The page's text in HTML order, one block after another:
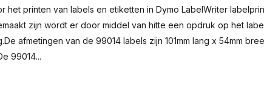
het printen van labels en etiketten in Dymo LabelWriter
zijn wordt er door middel van hitte een opdruk op het
afmetingen van de 99014 labels zijn 101mm lang x 54mm
99014...